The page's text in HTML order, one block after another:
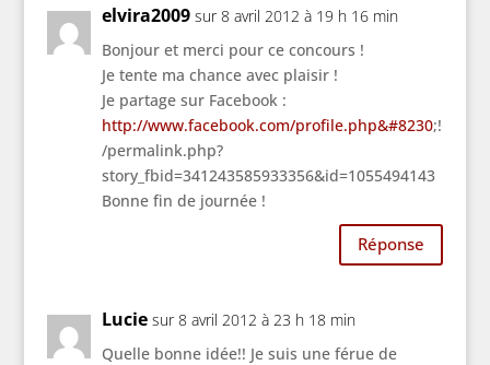
elvira2009 sur 8 avril 2012 à 19 h 16 min
Bonjour et merci pour ce concours !
Je tente ma chance avec plaisir !
Je partage sur Facebook :
http://www.facebook.com/profile.php&#8230;!
/permalink.php?
story_fbid=341243585933356&id=1055494143
Bonne fin de journée !
Réponse
Lucie sur 8 avril 2012 à 23 h 18 min
Quelle bonne idée!! Je suis une férue de